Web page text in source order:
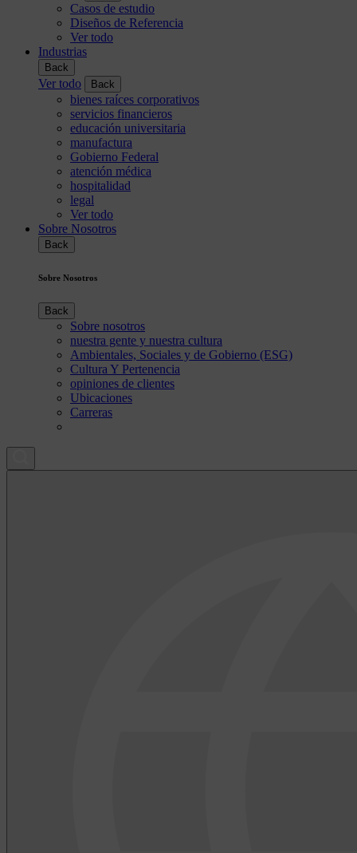
Casos de estudio
Diseños de Referencia
Ver todo
Industrias
Back
Ver todo Back
bienes raíces corporativos
servicios financieros
educación universitaria
manufactura
Gobierno Federal
atención médica
hospitalidad
legal
Ver todo
Sobre Nosotros
Back
Sobre Nosotros
Back
Sobre nosotros
nuestra gente y nuestra cultura
Ambientales, Sociales y de Gobierno (ESG)
Cultura Y Pertenencia
opiniones de clientes
Ubicaciones
Carreras